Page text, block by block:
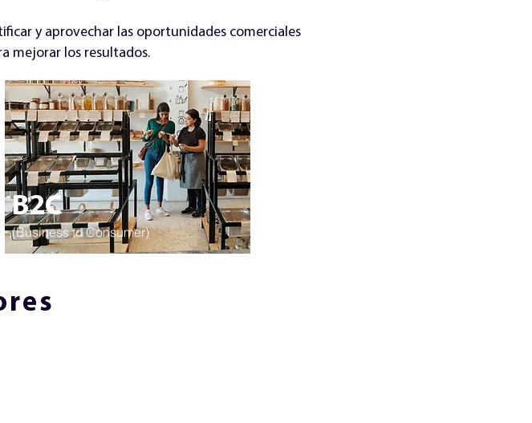
y aprovechar las oportunidades comerciales
mejorar los resultados.
B2C
(Business to Consumer)